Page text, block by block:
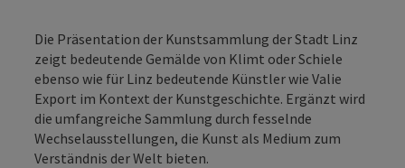
Die Präsentation der Kunstsammlung der Stadt Linz
zeigt bedeutende Gemälde von Klimt oder Schiele
ebenso wie für Linz bedeutende Künstler wie Valie
Export im Kontext der Kunstgeschichte. Ergänzt wird
die umfangreiche Sammlung durch fesselnde
Wechselausstellungen, die Kunst als Medium zum
Verständnis der Welt bieten.